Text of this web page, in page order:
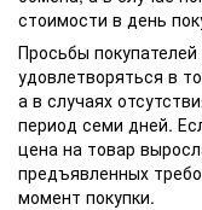
стоимости в день
Просьбы
удовлетворяться в
а в случаях
период семи дней.
цена на товар
предъявленных
момент покупки.